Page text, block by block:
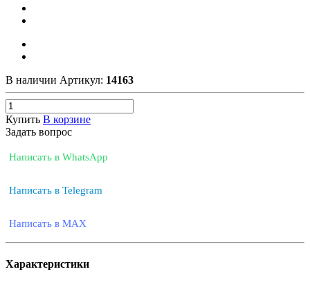
В наличии Артикул: 14163
Купить В корзине
Задать вопрос
Написать в WhatsApp
Написать в Telegram
Написать в MAX
Характеристики